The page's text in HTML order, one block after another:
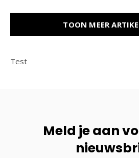
TOON MEER
Test
Meld je aan